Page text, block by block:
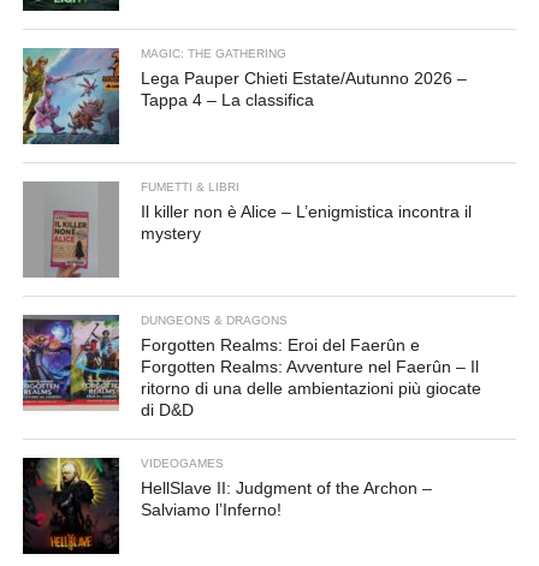
MAGIC: THE GATHERING
Lega Pauper Chieti Estate/Autunno 2026 –
Tappa 4 – La classifica
FUMETTI & LIBRI
Il killer non è Alice – L’enigmistica incontra il
mystery
DUNGEONS & DRAGONS
Forgotten Realms: Eroi del Faerûn e
Forgotten Realms: Avventure nel Faerûn – Il
ritorno di una delle ambientazioni più giocate
di D&D
VIDEOGAMES
HellSlave II: Judgment of the Archon –
Salviamo l’Inferno!